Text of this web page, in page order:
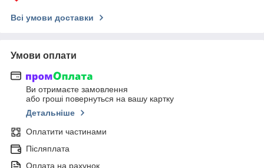
Всі умови доставки
Умови оплати
Ви отримаєте замовлення
або гроші повернуться на вашу картку
Детальніше
Оплатити частинами
Післяплата
Оплата на рахунок